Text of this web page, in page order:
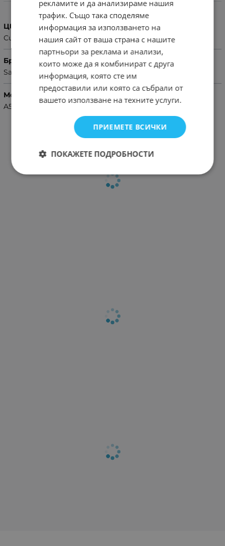
Цвят
Сив
Бранд
Samsung
Модел Телефон
A54
рекламите и да анализираме нашия
трафик. Също така споделяме
информация за използването на
нашия сайт от ваша страна с нашите
партньори за реклама и анализи,
които може да я комбинират с друга
информация, която сте им
предоставили или която са събрали от
вашето използване на техните услуги.
ПРИЕМЕТЕ ВСИЧКИ
ПОКАЖЕТЕ ПОДРОБНОСТИ